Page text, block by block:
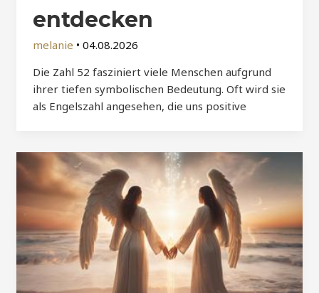
entdecken
melanie • 04.08.2026
Die Zahl 52 fasziniert viele Menschen aufgrund
ihrer tiefen symbolischen Bedeutung. Oft wird sie
als Engelszahl angesehen, die uns positive